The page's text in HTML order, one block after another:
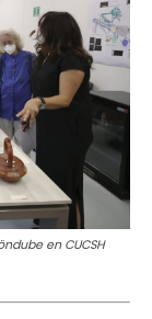
en CUCSH